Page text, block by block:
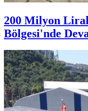
200 Milyon
Bölgesi'nde